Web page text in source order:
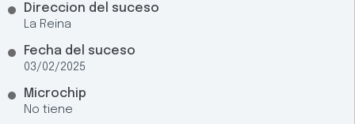
Direccion del suceso
La Reina
Fecha del suceso
03/02/2025
Microchip
No tiene